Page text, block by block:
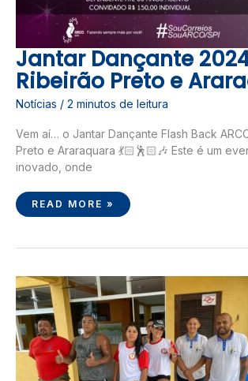
Jantar Dançante
Ribeirão Preto e
Notícias / 2 minutos de leitura
Vem aí… o Jantar Dançante Flash Back
Preto e Araraquara 💃🏻🕺🏻🎶 Este é um
inovado, onde
READ MORE »
FUNCIONÁRIOS
DO
RESIDENCIAL
CARAGUATATUBA
SÃO
TREINADOS
NO
CURSO
BRIGADA
DE
INCÊNDIO